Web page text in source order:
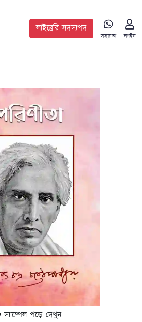
লাইব্রেরি সদস্যপদ
সহায়তা লগইন
স্যাম্পেল পড়ে দেখুন